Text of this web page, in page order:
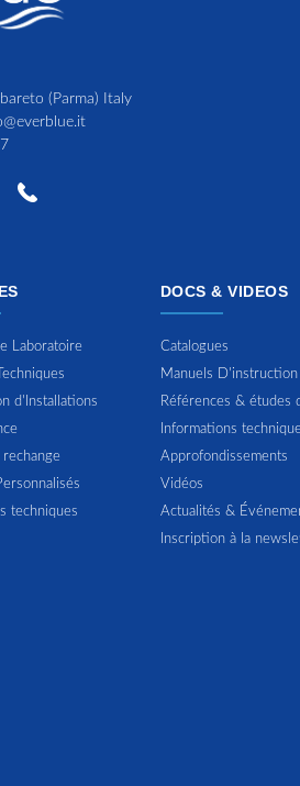
(Parma) Italy
Laboratoire
d'Installations
rechange
techniques
DOCS & VIDEOS
Catalogues
Manuels D'instruction
Références & études
Informations
Approfondissements
Vidéos
Actualités &
Inscription à la